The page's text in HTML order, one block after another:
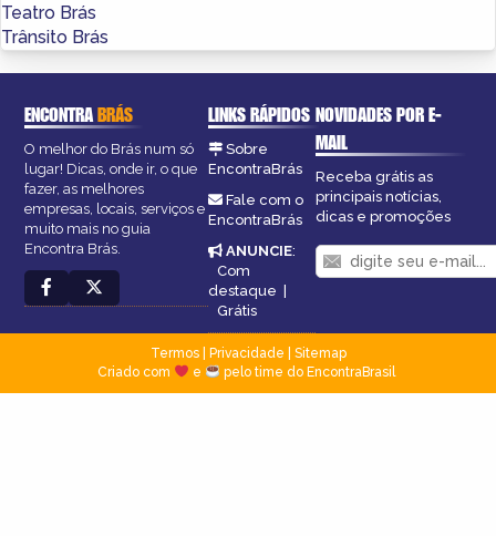
Teatro Brás
Trânsito Brás
ENCONTRABRÁS
O melhor do Brás num só
lugar! Dicas, onde ir, o que
fazer, as melhores
empresas, locais, serviços e
muito mais no guia
Encontra Brás.
LINKS RÁPIDOS
Sobre
EncontraBrás
Fale com o
EncontraBrás
ANUNCIE:
Com
destaque
Grátis
NOVIDADES POR E-
MAIL
Receba grátis as
principais notícias,
dicas e promoções
Termos| Privacidade
Sitemap
Criado com
e pelo time do EncontraBrasil